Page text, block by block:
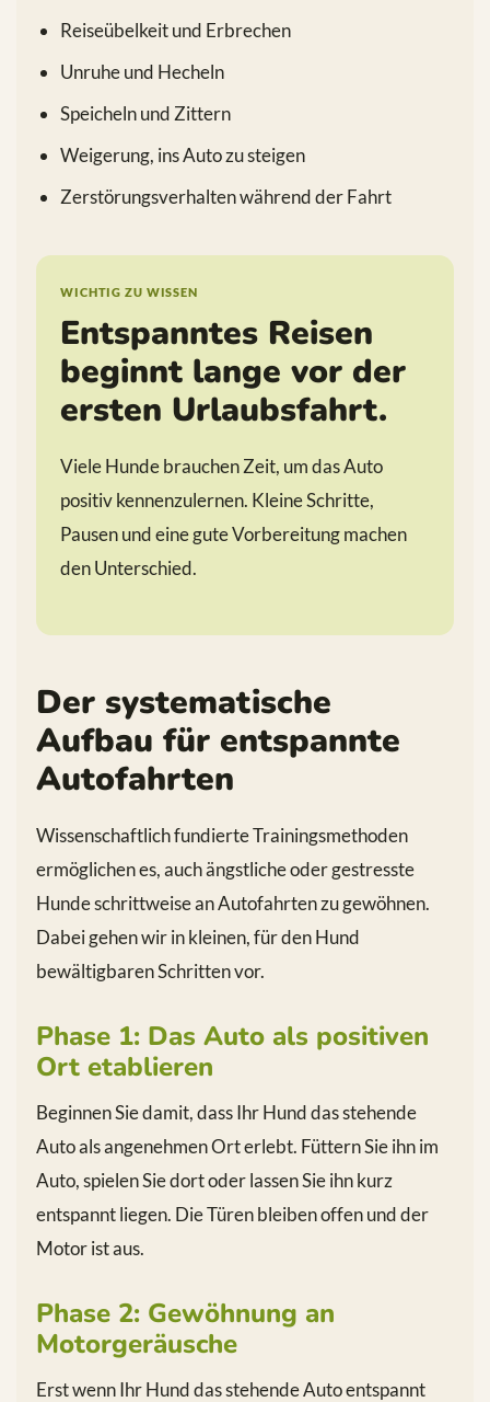
Reiseübelkeit und Erbrechen
Unruhe und Hecheln
Speicheln und Zittern
Weigerung, ins Auto zu steigen
Zerstörungsverhalten während der Fahrt
WICHTIG ZU WISSEN
Entspanntes Reisen
beginnt lange vor der
ersten Urlaubsfahrt.
Viele Hunde brauchen Zeit, um das Auto
positiv kennenzulernen. Kleine Schritte,
Pausen und eine gute Vorbereitung machen
den Unterschied.
Der systematische
Aufbau für entspannte
Autofahrten
Wissenschaftlich fundierte Trainingsmethoden
ermöglichen es, auch ängstliche oder gestresste
Hunde schrittweise an Autofahrten zu gewöhnen.
Dabei gehen wir in kleinen, für den Hund
bewältigbaren Schritten vor.
Phase 1: Das Auto als positiven
Ort etablieren
Beginnen Sie damit, dass Ihr Hund das stehende
Auto als angenehmen Ort erlebt. Füttern Sie ihn im
Auto, spielen Sie dort oder lassen Sie ihn kurz
entspannt liegen. Die Türen bleiben offen und der
Motor ist aus.
Phase 2: Gewöhnung an
Motorgeräusche
Erst wenn Ihr Hund das stehende Auto entspannt